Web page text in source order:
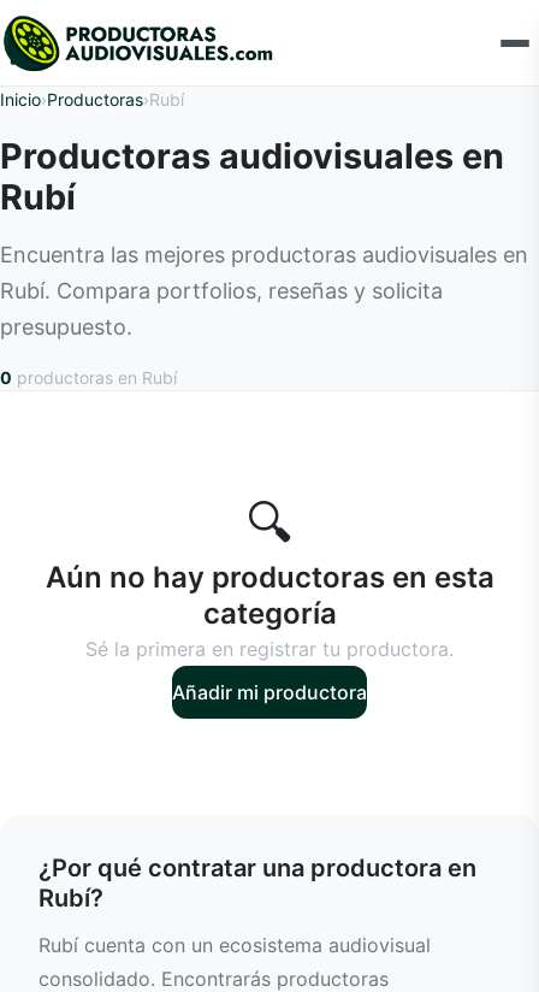
Inicio›Productoras›Rubí
Productoras audiovisuales en
Rubí
Encuentra las mejores productoras audiovisuales en
Rubí. Compara portfolios, reseñas y solicita
presupuesto.
0 productoras en Rubí
🔍
Aún no hay productoras en esta
categoría
Sé la primera en registrar tu productora.
Añadir mi productora
¿Por qué contratar una productora en
Rubí?
Rubí cuenta con un ecosistema audiovisual
consolidado. Encontrarás productoras